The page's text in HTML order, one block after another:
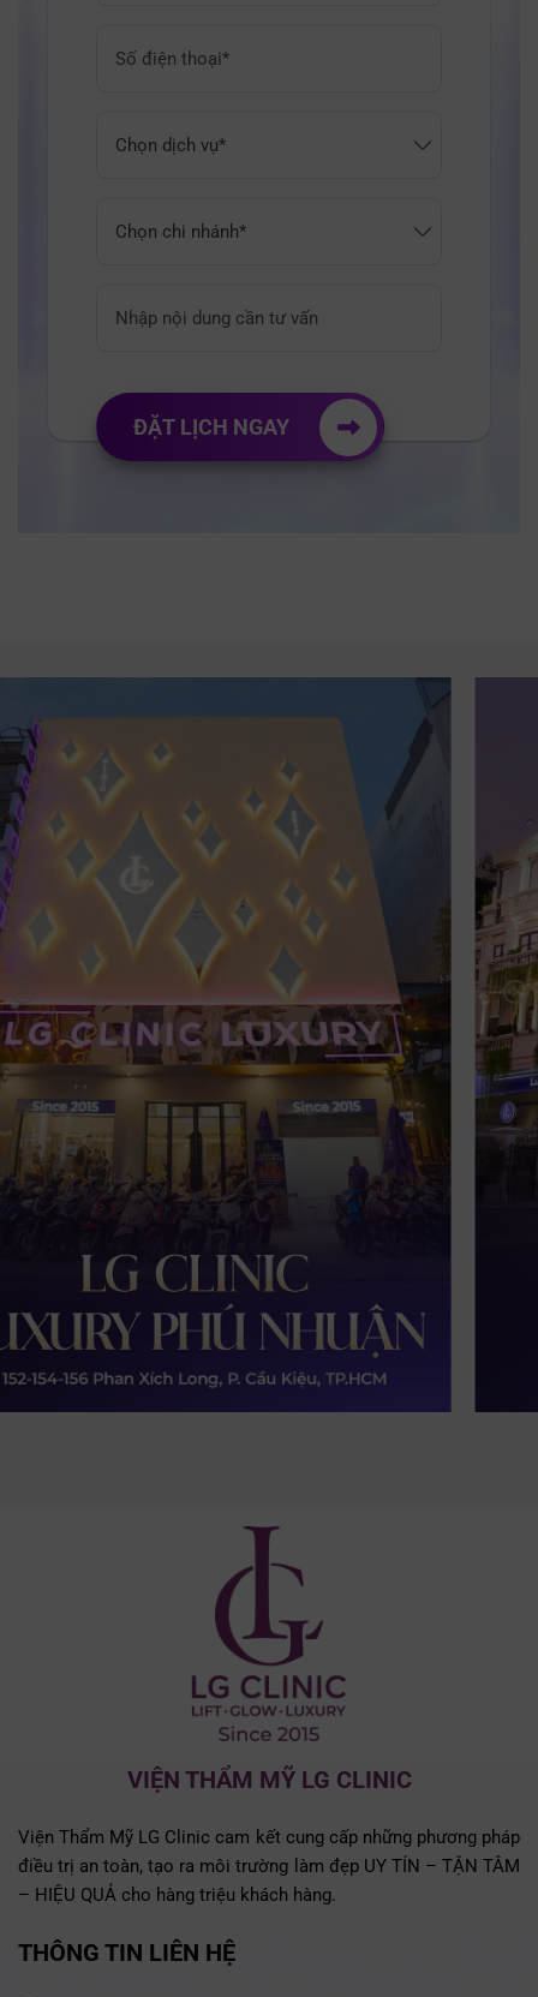
ĐẶT LỊCH NGAY
VIỆN THẨM MỸ LG CLINIC
Viện Thẩm Mỹ LG Clinic cam kết cung cấp những phương pháp
điều trị an toàn, tạo ra môi trường làm đẹp UY TÍN – TẬN TÂM
– HIỆU QUẢ cho hàng triệu khách hàng.
THÔNG TIN LIÊN HỆ